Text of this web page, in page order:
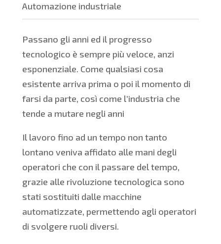
Automazione industriale
Passano gli anni ed il progresso
tecnologico è sempre più veloce, anzi
esponenziale. Come qualsiasi cosa
esistente arriva prima o poi il momento di
farsi da parte, così come l’industria che
tende a mutare negli anni
Il lavoro fino ad un tempo non tanto
lontano veniva affidato alle mani degli
operatori che con il passare del tempo,
grazie alle rivoluzione tecnologica sono
stati sostituiti dalle macchine
automatizzate, permettendo agli operatori
di svolgere ruoli diversi.